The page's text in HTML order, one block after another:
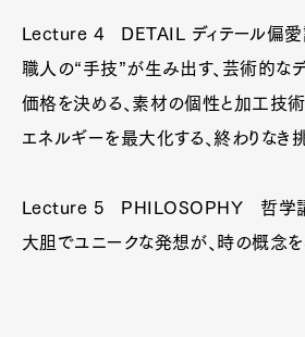
Lecture 4 DETAIL ディテール偏愛
職人の“手技”が生み出す、芸術的なデ
価格を決める、素材の個性と加工技術
エネルギーを最大化する、終わりなき
Lecture 5 PHILOSOPHY 哲学
大胆でユニークな発想が、時の概念を